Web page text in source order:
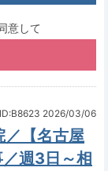
意して
2026/03/06
／【名古屋
週3日～相